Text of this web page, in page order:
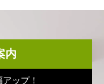
内
ップ！